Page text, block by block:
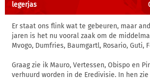
legerjas
Er staat ons flink wat te gebeuren, maar
jaren is het nu vooral zaak om de
Mvogo, Dumfries, Baumgartl, Rosario, Guti,
Graag zie ik Mauro, Vertessen, Obispo en
verhuurd worden in de Eredivisie. In hen